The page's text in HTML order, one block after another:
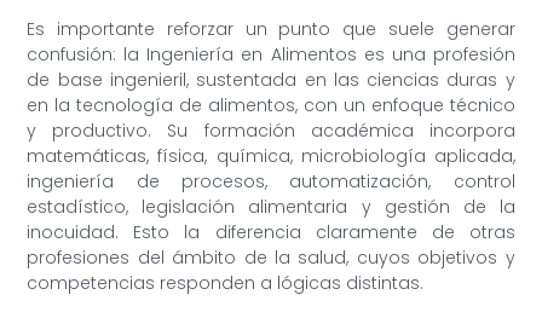
Es importante reforzar un punto que suele generar
confusión: la Ingeniería en Alimentos es una profesión
de base ingenieril, sustentada en las ciencias duras y
en la tecnología de alimentos, con un enfoque técnico
y productivo. Su formación académica incorpora
matemáticas, física, química, microbiología aplicada,
ingeniería de procesos, automatización, control
estadístico, legislación alimentaria y gestión de la
inocuidad. Esto la diferencia claramente de otras
profesiones del ámbito de la salud, cuyos objetivos y
competencias responden a lógicas distintas.